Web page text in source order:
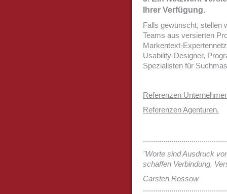
Ihrer Verfügung.
Falls gewünscht, stellen
Teams aus versierten
Markentext-
Usability-Designer,
Spezialisten für
Referenzen
Referenzen Agenturen.
"Worte sind Ausdruck
schaffen Verbindung,
Carsten Rossow